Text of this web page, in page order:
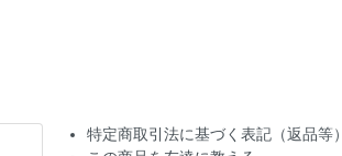
特定商取引法に基づく表記（返品等）